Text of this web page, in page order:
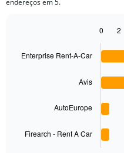
endereços em 5.
with
Enterprise Rent-A-Car
Avis
AutoEurope
Firearch - Rent A Car
0 2